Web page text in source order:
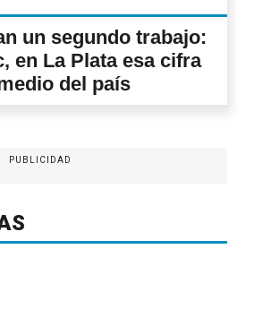
un segundo trabajo:
en La Plata esa cifra
del país
PUBLICIDAD